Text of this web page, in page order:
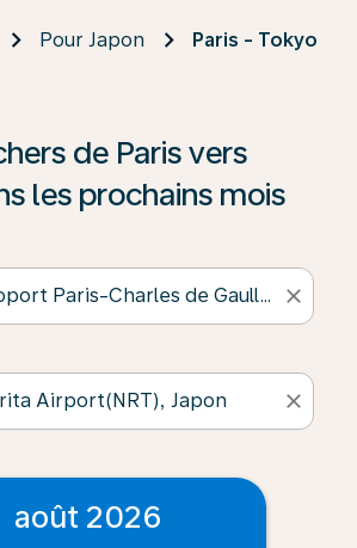
Pour Japon Paris - Tokyo
de Paris vers
les prochains mois
close
close
août 2026